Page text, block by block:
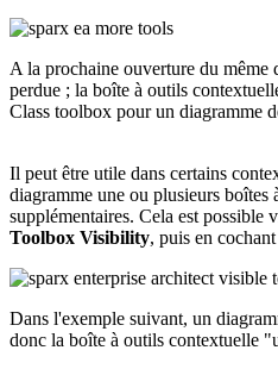
A la prochaine ouverture du même
perdue ; la boîte à outils
Class toolbox pour un diagramme
Il peut être utile dans certains
diagramme une ou plusieurs
supplémentaires. Cela est possible
Toolbox Visibility, puis en
Dans l'exemple suivant, un
donc la boîte à outils contextuelle